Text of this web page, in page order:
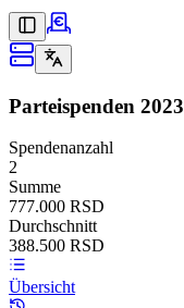
Parteispenden 2023
Spendenanzahl
2
Summe
777.000 RSD
Durchschnitt
388.500 RSD
Übersicht